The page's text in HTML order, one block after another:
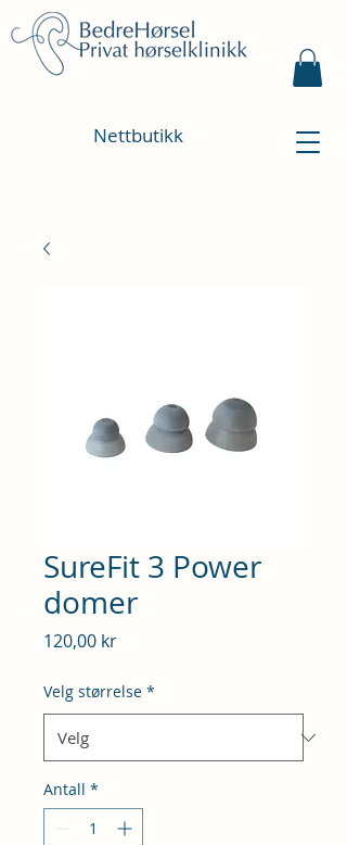
Nettbutikk
SureFit 3 Power
domer
120,00 krPris
Velg størrelse *
Antall *